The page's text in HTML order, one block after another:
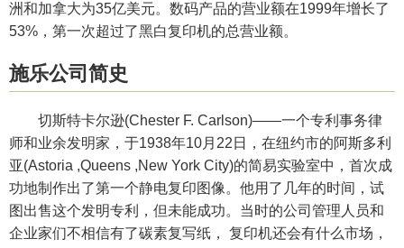
洲和加拿大为35亿美元。数码产品的营业额在1999年增长了
53%，第一次超过了黑白复印机的总营业额。
施乐公司简史
切斯特卡尔逊(Chester F. Carlson)——一个专利事务律
师和业余发明家，于1938年10月22日，在纽约市的阿斯多利
亚(Astoria ,Queens ,New York City)的简易实验室中，首次成
功地制作出了第一个静电复印图像。他用了几年的时间，试
图出售这个发明专利，但未能成功。当时的公司管理人员和
企业家们不相信有了碳素复写纸， 复印机还会有什么市场，